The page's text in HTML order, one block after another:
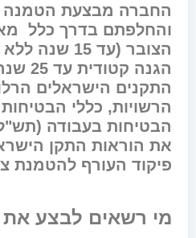
החברה מבצעת הטמנה
והחלפתם בדרך כלל
הצובר (עד 15
הגנה
התקנים הישראלים
הרשויות, כללי
פיקוד העורף להטמנת
מי רשאים לבצע